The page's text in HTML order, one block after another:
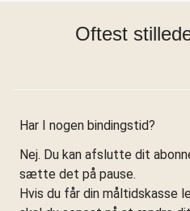
Oftest
Har I nogen bindingstid?
Nej. Du kan afslutte dit
sætte det på pause.
Hvis du får din måltidskasse